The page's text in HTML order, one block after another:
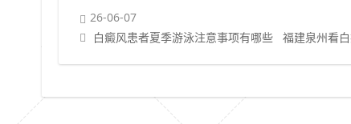
26-06-07
白癜风患者夏季游泳注意事项有哪些
福建泉州看